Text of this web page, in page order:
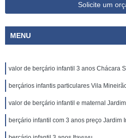
Solicite um
MENU
valor de berçário infantil 3 anos Chácara
berçários infantis particulares Vila
valor de berçário infantil e maternal
berçário infantil com 3 anos preço Jardim